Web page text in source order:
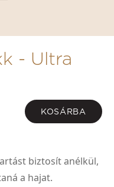
- Ultra
KOSÁRBA
biztosít anélkül,
a hajat.